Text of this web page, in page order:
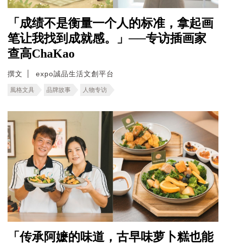
「成绩不是衡量一个人的标准，拿起画
笔让我找到成就感。」──专访插画家
查高ChaKao
撰文 expo誠品生活文創平台
風格文具 品牌故事 人物专访
「传承阿嬷的味道，古早味萝卜糕也能